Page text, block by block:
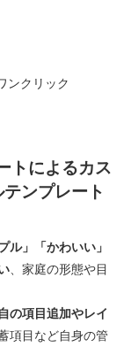
ンクリック
トによるカス
ンプレート
ル」「かわいい」
、家庭の形態や目
の項目追加やレイ
項目など自身の管